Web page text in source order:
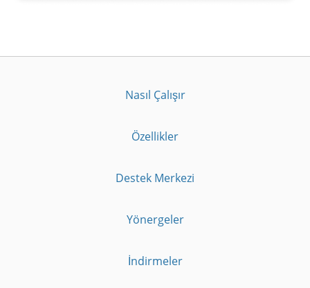
Nasıl Çalışır
Özellikler
Destek Merkezi
Yönergeler
İndirmeler